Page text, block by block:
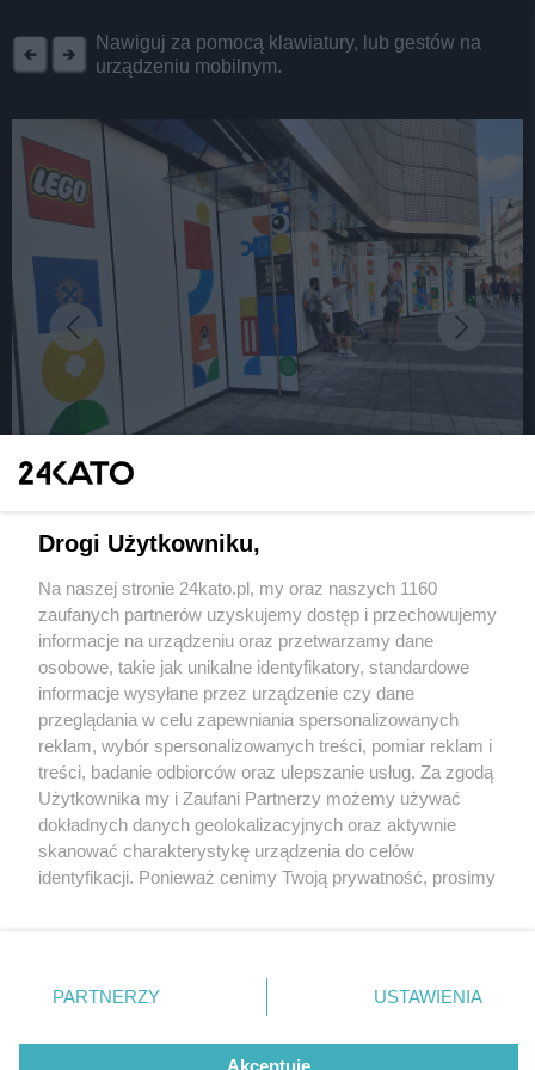
Nawiguj za pomocą klawiatury, lub gestów na
urządzeniu mobilnym.
LEGO podało datę otwarcia swojego pierwszego
Galerii Katowickiej
1 / 5
W Katowicach powstaje
sklep firmowy LEGO
Wydawca mediów lokalnych
Nie zapomnij
zapoznać się z:
polityką prywatności regulamin korzystania z portali
Twojemiasto
Piekary Śląskie
Chorzów
Tarnowskie Góry
Gliwice
Skontakuj sięz nami
Kontakt
Wydawca
Redakcja
Drogi Użytkowniku,
Na naszej stronie 24kato.pl, my oraz naszych 1160
zaufanych partnerów uzyskujemy dostęp i przechowujemy
informacje na urządzeniu oraz przetwarzamy dane
osobowe, takie jak unikalne identyfikatory, standardowe
informacje wysyłane przez urządzenie czy dane
przeglądania w celu zapewniania spersonalizowanych
reklam, wybór spersonalizowanych treści, pomiar reklam i
treści, badanie odbiorców oraz ulepszanie usług. Za zgodą
Użytkownika my i Zaufani Partnerzy możemy używać
dokładnych danych geolokalizacyjnych oraz aktywnie
skanować charakterystykę urządzenia do celów
identyfikacji. Ponieważ cenimy Twoją prywatność, prosimy
prywatności znajdujący się w lewym dolnym rogu strony
. Niektóre rodzaje przetwarzania danych nie wymagają
zgody użytkownika, ale masz prawo sprzeciwić się
takiemu przetwarzaniu. Preferencje będą miały
PARTNERZY USTAWIENIA
Akceptuję